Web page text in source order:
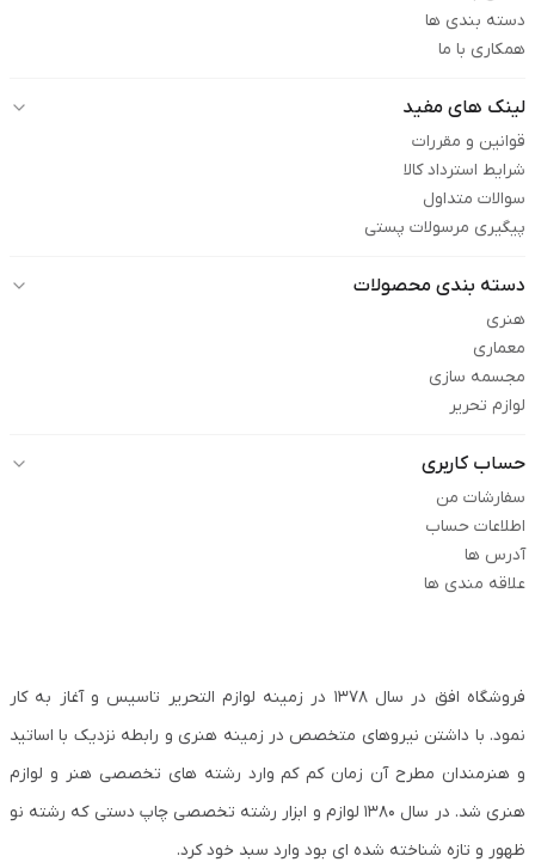
دسته بندی ها
همکاری با ما
لینک های مفید
قوانین و مقررات
شرایط استرداد کالا
سوالات متداول
پیگیری مرسولات پستی
دسته بندی محصولات
هنری
معماری
مجسمه سازی
لوازم تحریر
حساب کاربری
سفارشات من
اطلاعات حساب
آدرس ها
علاقه مندی ها
فروشگاه افق در سال ۱۳۷۸ در زمینه لوازم التحریر تاسیس و آغاز به کار
نمود. با داشتن نیروهای متخصص در زمینه هنری و رابطه نزدیک با اساتید
و هنرمندان مطرح آن زمان کم کم وارد رشته های تخصصی هنر و لوازم
هنری شد. در سال ۱۳۸۰ لوازم و ابزار رشته تخصصی چاپ دستی که رشته نو
ظهور و تازه شناخته شده ای بود وارد سبد خود کرد.